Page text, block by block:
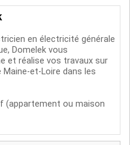
en électricité générale
Domelek vous
et réalise vos travaux sur
Maine-et-Loire dans les
(appartement ou maison